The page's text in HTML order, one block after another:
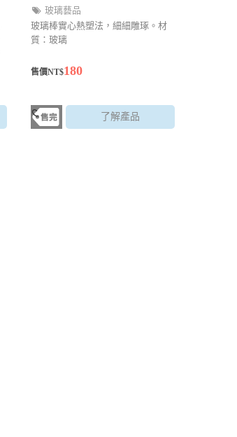
玻璃藝品
玻璃棒實心熱塑法，細細雕琢。材
質：玻璃
售價NT$180
了解產品